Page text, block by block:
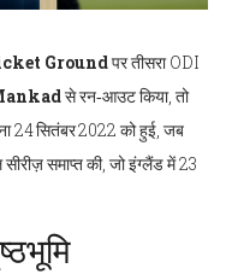
Groundपर तीसरा ODI
से रन‑आउट किया, तो
24 सितंबर 2022 को हुई, जब
समाप्त की, जो इंग्लैंड में 23